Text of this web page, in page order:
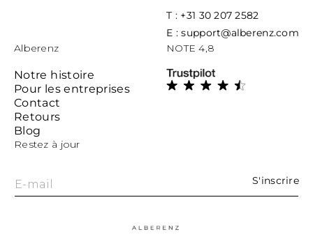
Alberenz
Notre histoire
Pour les entreprises
Contact
Retours
Blog
T : +31 30 207 2582
E : support@alberenz.com
Restez à jour
E-mail S'inscrire
NOTE 4,8